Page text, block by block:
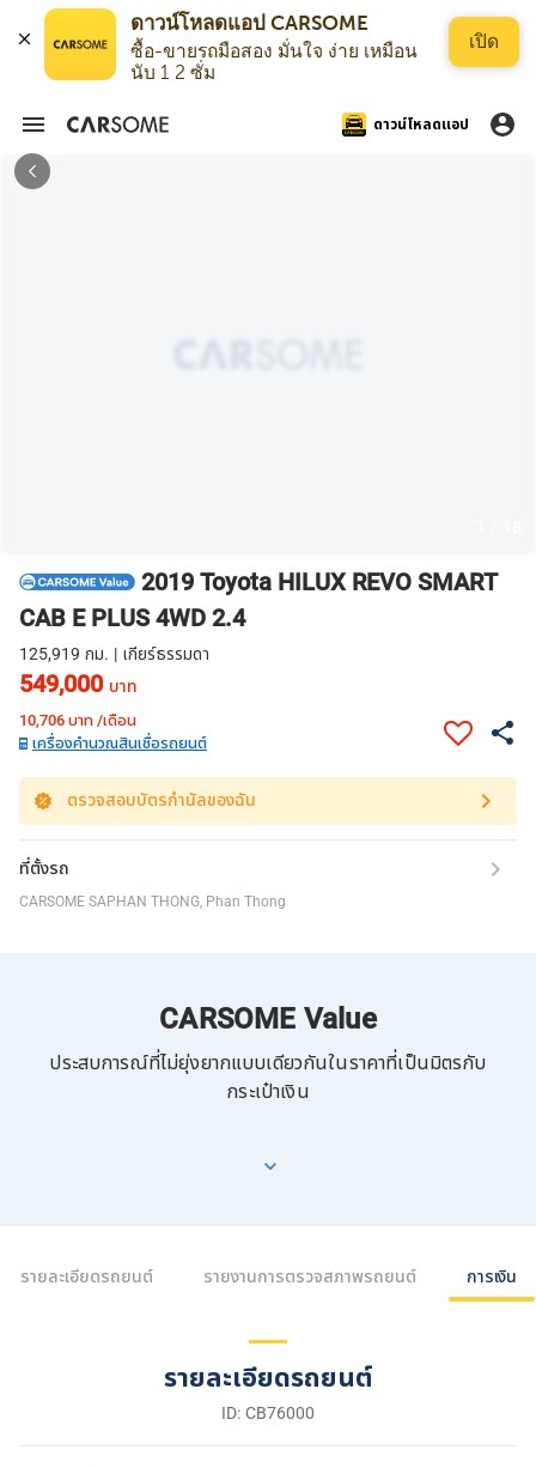
ดาวน์โหลดแอป CARSOME
ซื้อ-ขายรถมือสอง มั่นใจ ง่าย เหมือน
นับ 1 2 ซั่ม
เปิด
ดาวน์โหลดแอป
2019 Toyota HILUX REVO SMART
CAB E PLUS 4WD 2.4
125,919 กม. | เกียร์ธรรมดา
549,000 บาท
10,706บาท /เดือน
เครื่องคำนวณสินเชื่อรถยนต์
ตรวจสอบบัตรกำนัลของฉัน
ที่ตั้งรถ
CARSOME SAPHAN THONG, Phan Thong
CARSOME Value
ประสบการณ์ที่ไม่ยุ่งยากแบบเดียวกันในราคาที่เป็นมิตรกับ
กระเป๋าเงิน
รายละเอียดรถยนต์ รายงานการตรวจสภาพรถยนต์ การเงิน
รายละเอียดรถยนต์
ID: CB76000